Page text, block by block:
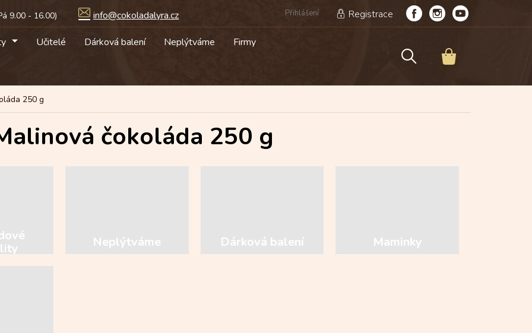
info@cokoladalyra.cz Přihlášení Registrace
NÁKUPNÍ
Učitelé Dárková balení Neplýtváme Firmy
250 g
čokoláda 250 g
Neplýtváme Dárková balení Maminky